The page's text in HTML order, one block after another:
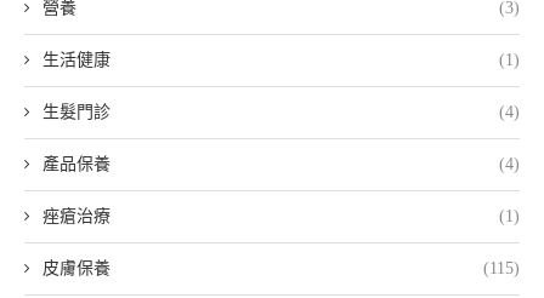
營養 (3)
生活健康 (1)
生髮門診 (4)
產品保養 (4)
痤瘡治療 (1)
皮膚保養 (115)